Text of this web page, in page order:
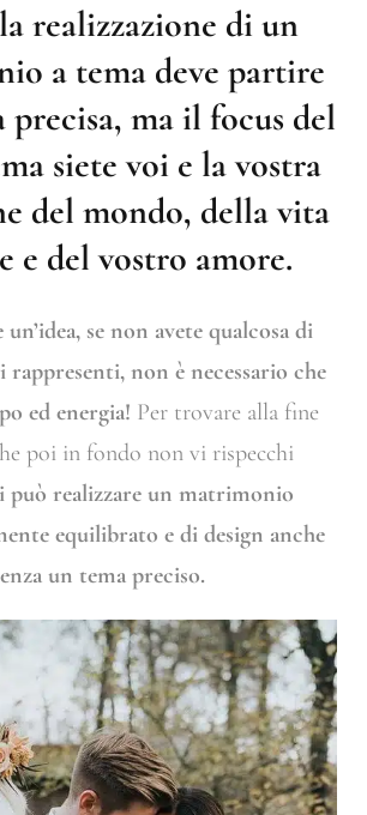
realizzazione di un
a tema deve partire
precisa, ma il focus del
siete voi e la vostra
del mondo, della vita
e del vostro amore.
un’idea, se non avete qualcosa di
non è necessario che
ed energia! Per trovare alla fine
poi in fondo non vi rispecchi
può realizzare un matrimonio
equilibrato e di design anche
un tema preciso.